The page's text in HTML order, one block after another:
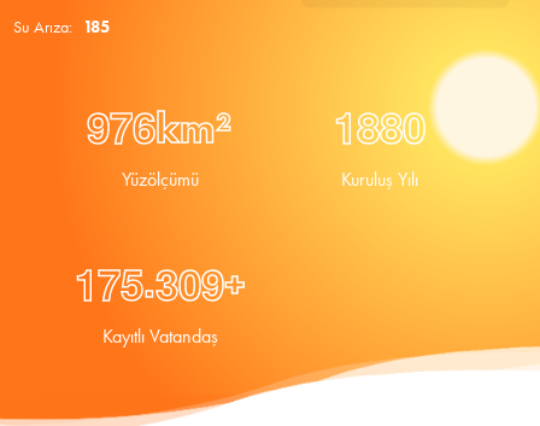
Su Arıza: 185
976km²
Yüzölçümü
1880
Kuruluş Yılı
175.309+
Kayıtlı Vatandaş